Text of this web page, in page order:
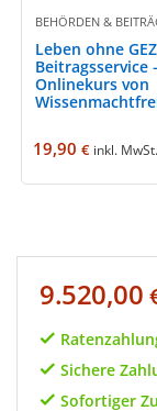
BEHÖRDEN &
Leben ohne
Beitragsservice
Onlinekurs von
19,90€ inkl. MwSt.
9.520,00
Sichere
Sofortiger